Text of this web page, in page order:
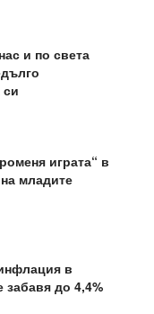
и по света
играта“ в
младите
в
забавя до 4,4%